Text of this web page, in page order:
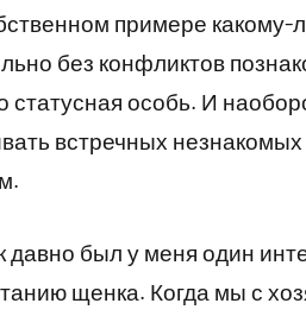
примере какому-
без конфликтов
статусная особь. И
встречных
давно был у меня один
щенка. Когда мы с